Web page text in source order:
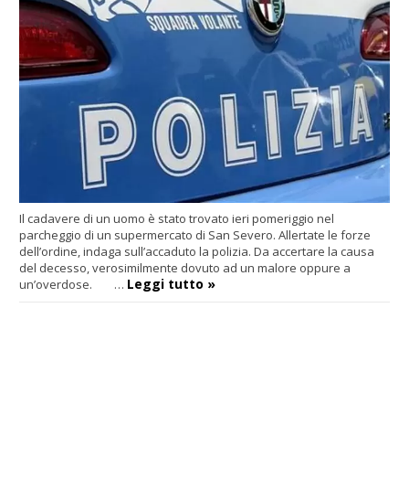
Il cadavere di un uomo è stato trovato ieri pomeriggio nel
parcheggio di un supermercato di San Severo. Allertate le forze
dell’ordine, indaga sull’accaduto la polizia. Da accertare la causa
del decesso, verosimilmente dovuto ad un malore oppure a
un’overdose. … Leggi tutto »